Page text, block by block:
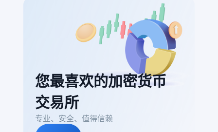
您最喜欢的加密货币
交易所
专业、安全、值得信赖